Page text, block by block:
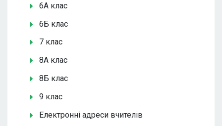
6А клас
6Б клас
7 клас
8А клас
8Б клас
9 клас
Електронні адреси вчителів